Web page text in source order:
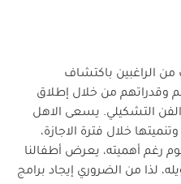
الراغبين باكتشاف
وقدراتهم من خلال إطلاق
الفن التشكيلي. يسعى الاهل
خلال فترة الاجازة،
رغم أهميته، يعرض أطفالنا
لذا من الضروري إيجاد برامج